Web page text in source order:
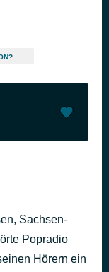
Sachsen-
Popradio
Hörern ein